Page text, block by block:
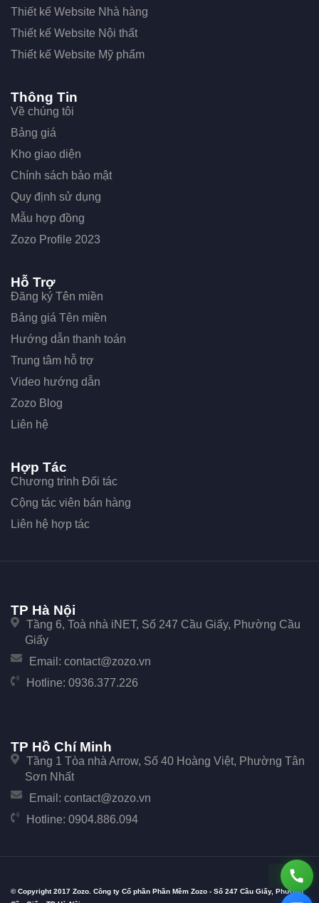
Thiết kế Website Nhà hàng
Thiết kế Website Nội thất
Thiết kế Website Mỹ phẩm
Thông Tin
Về chúng tôi
Bảng giá
Kho giao diện
Chính sách bảo mật
Quy định sử dụng
Mẫu hợp đồng
Zozo Profile 2023
Hỗ Trợ
Đăng ký Tên miền
Bảng giá Tên miền
Hướng dẫn thanh toán
Trung tâm hỗ trợ
Video hướng dẫn
Zozo Blog
Liên hệ
Hợp Tác
Chương trình Đối tác
Cộng tác viên bán hàng
Liên hệ hợp tác
TP Hà Nội
Tầng 6, Toà nhà iNET, Số 247 Cầu Giấy, Phường Cầu
Giấy
Email: contact@zozo.vn
Hotline: 0936.377.226
TP Hồ Chí Minh
Tầng 1 Tòa nhà Arrow, Số 40 Hoàng Việt, Phường Tân
Sơn Nhất
Email: contact@zozo.vn
Hotline: 0904.886.094
© Copyright 2017 Zozo. Công ty Cổ phần Phần Mềm Zozo - Số 247 Cầu Giấy, Phường